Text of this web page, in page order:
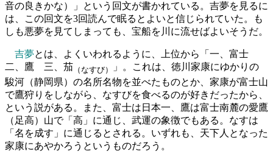
音の良きかな）」という回文が書かれている。吉夢を見るに
は、この回文を3回読んで眠るとよいと信じられていた。も
しも悪夢を見てしまっても、宝船を川に流せばよいそうだ。
吉夢とは、よくいわれるように、上位から「一、富士
二、鷹 三、茄 （なすび）
」。これは、徳川家康にゆかりの
駿河（静岡県）の名所名物を並べたものとか、家康が富士山
で鷹狩りをしながら、なすびを食べるのが好きだったから、
という説がある。また、富士は日本一、鷹は富士南麓の愛鷹
（足高）山で「高」に通じ、武運の象徴でもある。なすは
「名を成す」に通じるとされる。いずれも、天下人となった
家康にあやかろうというものだろう。